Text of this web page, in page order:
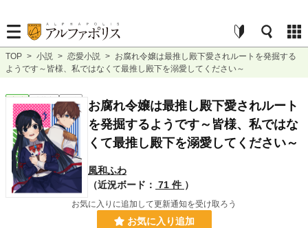
TOP > 小説 > 恋愛小説 > お腐れ令嬢は最推し殿下愛されルートを発掘する
ようです～皆様、私ではなくて最推し殿下を溺愛してください～
長編
お腐れ令嬢は最推し殿下愛されルート
を発掘するようです～皆様、私ではな
くて最推し殿下を溺愛してください～
風和ふわ
（近況ボード： 71 件 ）
お気に入りに追加して更新通知を受け取ろう
お気に入り追加